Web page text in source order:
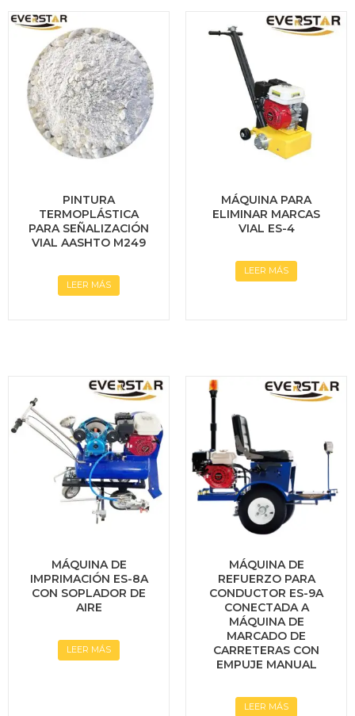
PINTURA
TERMOPLÁSTICA
PARA SEÑALIZACIÓN
VIAL AASHTO M249
LEER MÁS
MÁQUINA PARA
ELIMINAR MARCAS
VIAL ES-4
LEER MÁS
MÁQUINA DE
IMPRIMACIÓN ES-8A
CON SOPLADOR DE
AIRE
LEER MÁS
MÁQUINA DE
REFUERZO PARA
CONDUCTOR ES-9A
CONECTADA A
MÁQUINA DE
MARCADO DE
CARRETERAS CON
EMPUJE MANUAL
LEER MÁS